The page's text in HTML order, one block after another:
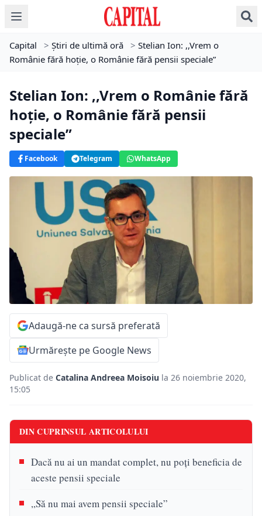
Capital > Știri de ultimă oră > Stelian Ion: ,,Vrem o
Românie fără hoţie, o Românie fără pensii speciale”
Stelian Ion: ,,Vrem o Românie fără
hoţie, o Românie fără pensii
speciale”
Facebook Telegram WhatsApp
Adaugă-ne ca sursă preferată
Urmărește pe Google News
Publicat de Catalina Andreea Moisoiu la 26 noiembrie 2020,
15:05
DIN CUPRINSUL ARTICOLULUI
Dacă nu ai un mandat complet, nu poţi beneficia de
aceste pensii speciale
,,Să nu mai avem pensii speciale”